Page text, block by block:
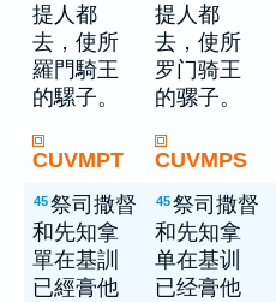
提人都
去，使所
羅門騎王
的騾子。
提人都
去，使所
罗门骑王
的骡子。
CUVMPT CUVMPS
45祭司撒督
和先知拿
單在基訓
已經膏他
45祭司撒督
和先知拿
单在基训
已经膏他